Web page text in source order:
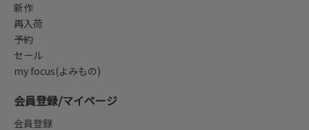
新作
再入荷
予約
セール
my focus(よみもの)
会員登録/マイページ
会員登録